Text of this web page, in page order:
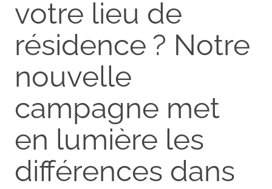
votre lieu de
résidence ? Notre
nouvelle
campagne met
en lumière les
différences dans